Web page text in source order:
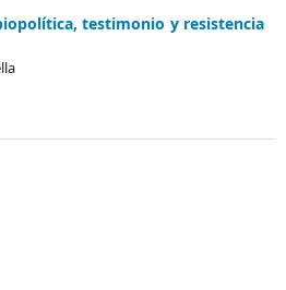
testimonio y resistencia